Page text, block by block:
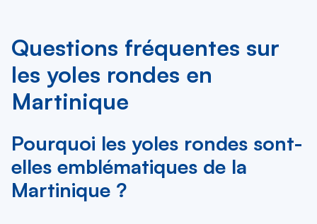
Questions fréquentes sur
les yoles rondes en
Martinique
Pourquoi les yoles rondes sont-
elles emblématiques de la
Martinique ?